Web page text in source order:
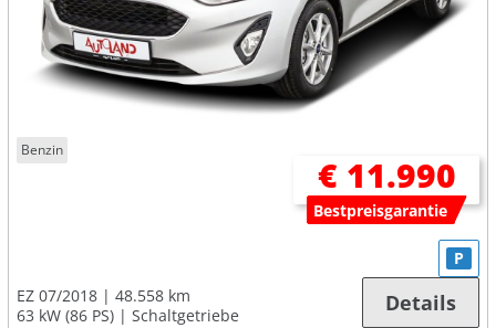
Benzin
€ 11.990
Bestpreisgarantie
EZ 07/2018
48.558 km
63 kW (86 PS)
Schaltgetriebe
P
Details